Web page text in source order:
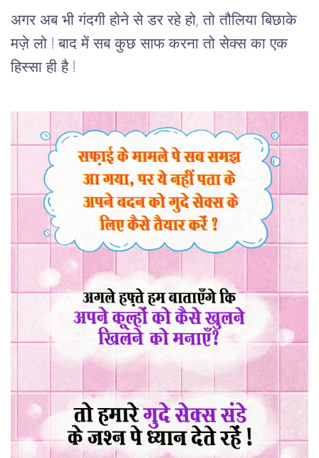
अगर अब भी गंदगी होने से डर रहे हो, तो तौलिया बिछाके
मज़े लो ! बाद में सब कुछ साफ करना तो सेक्स का एक
हिस्सा ही है !